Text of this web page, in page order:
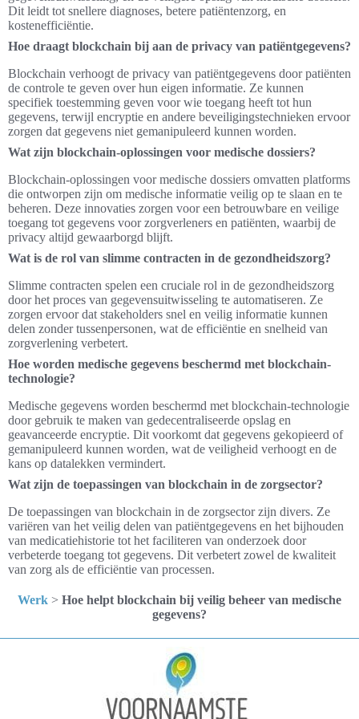
Dit leidt tot snellere diagnoses, betere patiëntenzorg, en
kostenefficiëntie.
Hoe draagt blockchain bij aan de privacy van patiëntgegevens?
Blockchain verhoogt de privacy van patiëntgegevens door patiënten
de controle te geven over hun eigen informatie. Ze kunnen
specifiek toestemming geven voor wie toegang heeft tot hun
gegevens, terwijl encryptie en andere beveiligingstechnieken ervoor
zorgen dat gegevens niet gemanipuleerd kunnen worden.
Wat zijn blockchain-oplossingen voor medische dossiers?
Blockchain-oplossingen voor medische dossiers omvatten platforms
die ontworpen zijn om medische informatie veilig op te slaan en te
beheren. Deze innovaties zorgen voor een betrouwbare en veilige
toegang tot gegevens voor zorgverleners en patiënten, waarbij de
privacy altijd gewaarborgd blijft.
Wat is de rol van slimme contracten in de gezondheidszorg?
Slimme contracten spelen een cruciale rol in de gezondheidszorg
door het proces van gegevensuitwisseling te automatiseren. Ze
zorgen ervoor dat stakeholders snel en veilig informatie kunnen
delen zonder tussenpersonen, wat de efficiëntie en snelheid van
zorgverlening verbetert.
Hoe worden medische gegevens beschermd met blockchain-
technologie?
Medische gegevens worden beschermd met blockchain-technologie
door gebruik te maken van gedecentraliseerde opslag en
geavanceerde encryptie. Dit voorkomt dat gegevens gekopieerd of
gemanipuleerd kunnen worden, wat de veiligheid verhoogt en de
kans op datalekken vermindert.
Wat zijn de toepassingen van blockchain in de zorgsector?
De toepassingen van blockchain in de zorgsector zijn divers. Ze
variëren van het veilig delen van patiëntgegevens en het bijhouden
van medicatiehistorie tot het faciliteren van onderzoek door
verbeterde toegang tot gegevens. Dit verbetert zowel de kwaliteit
van zorg als de efficiëntie van processen.
Werk > Hoe helpt blockchain bij veilig beheer van medische
gegevens?